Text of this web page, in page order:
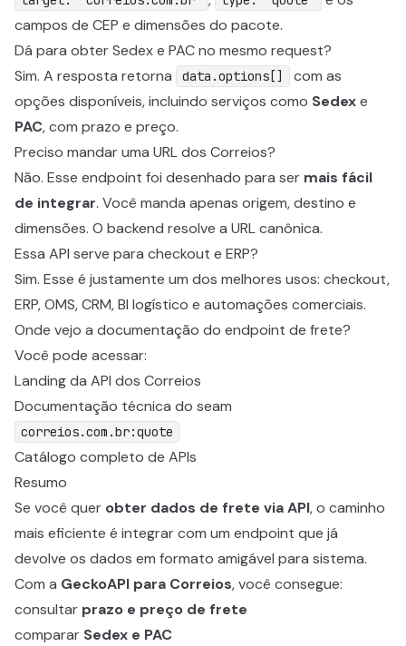
campos de CEP e dimensões do pacote.
Dá para obter Sedex e PAC no mesmo request?
Sim. A resposta retorna
data.options[]
com as
opções disponíveis, incluindo serviços como Sedexe
PAC, com prazo e preço.
Preciso mandar uma URL dos Correios?
Não. Esse endpoint foi desenhado para ser mais fácil
de integrar. Você manda apenas origem, destino e
dimensões. O backend resolve a URL canônica.
Essa API serve para checkout e ERP?
Sim. Esse é justamente um dos melhores usos: checkout,
ERP, OMS, CRM, BI logístico e automações comerciais.
Onde vejo a documentação do endpoint de frete?
Você pode acessar:
Landing da API dos Correios
Documentação técnica do seam
correios.com.br:quote
Catálogo completo de APIs
Resumo
Se você quer obter dados de frete via API, o caminho
mais eficiente é integrar com um endpoint que já
devolve os dados em formato amigável para sistema.
Com a GeckoAPI para Correios, você consegue:
consultar prazo e preço de frete
comparar Sedex e PAC